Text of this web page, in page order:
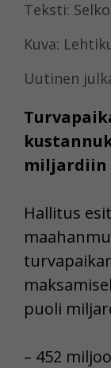
Teksti:
Kuva:
Uutinen
miljardiin
Hallitus
puoli
– 452